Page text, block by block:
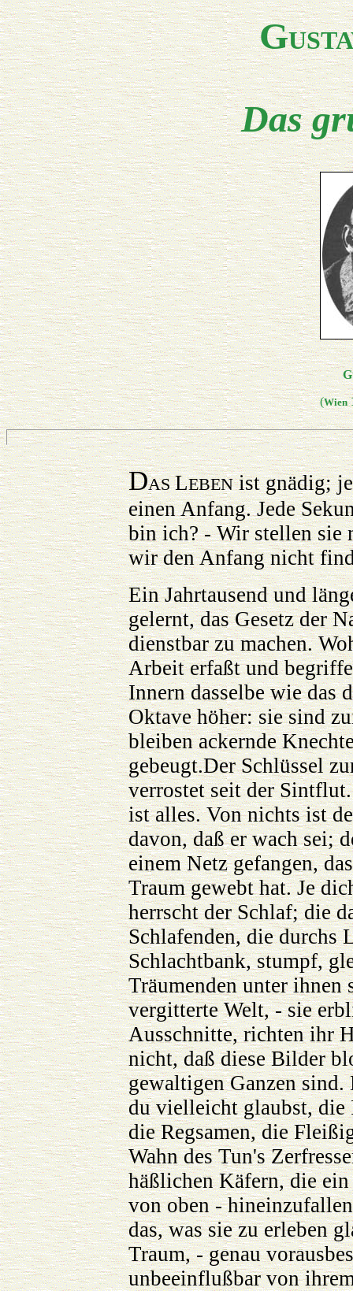
G
Das
(Wien
DASLEBENist gnädig;
einen Anfang. Jede
bin ich? - Wir stellen sie
wir den Anfang nicht
Ein Jahrtausend und
gelernt, das Gesetz der
dienstbar zu machen.
Arbeit erfaßt und
Innern dasselbe wie das
Oktave höher: sie sind
bleiben ackernde
gebeugt.Der Schlüssel
verrostet seit der
ist alles. Von nichts ist
davon, daß er wach sei;
einem Netz gefangen,
Traum gewebt hat. Je
herrscht der Schlaf; die
Schlafenden, die durchs
Schlachtbank, stumpf,
Träumenden unter ihnen
vergitterte Welt, - sie
Ausschnitte, richten ihr
nicht, daß diese Bilder
gewaltigen Ganzen
du vielleicht glaubst, die
die Regsamen, die
Wahn des Tun's
häßlichen Käfern, die
von oben -
das, was sie zu erleben
Traum, - genau
unbeeinflußbar von